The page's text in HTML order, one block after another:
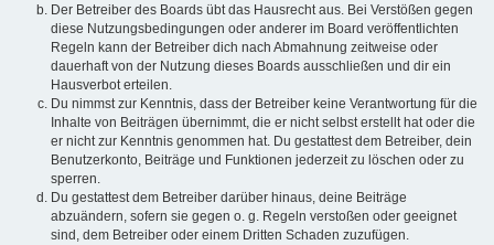
Der Betreiber des Boards übt das Hausrecht aus. Bei Verstößen gegen
diese Nutzungsbedingungen oder anderer im Board veröffentlichten
Regeln kann der Betreiber dich nach Abmahnung zeitweise oder
dauerhaft von der Nutzung dieses Boards ausschließen und dir ein
Hausverbot erteilen.
Du nimmst zur Kenntnis, dass der Betreiber keine Verantwortung für die
Inhalte von Beiträgen übernimmt, die er nicht selbst erstellt hat oder die
er nicht zur Kenntnis genommen hat. Du gestattest dem Betreiber, dein
Benutzerkonto, Beiträge und Funktionen jederzeit zu löschen oder zu
sperren.
Du gestattest dem Betreiber darüber hinaus, deine Beiträge
abzuändern, sofern sie gegen o. g. Regeln verstoßen oder geeignet
sind, dem Betreiber oder einem Dritten Schaden zuzufügen.